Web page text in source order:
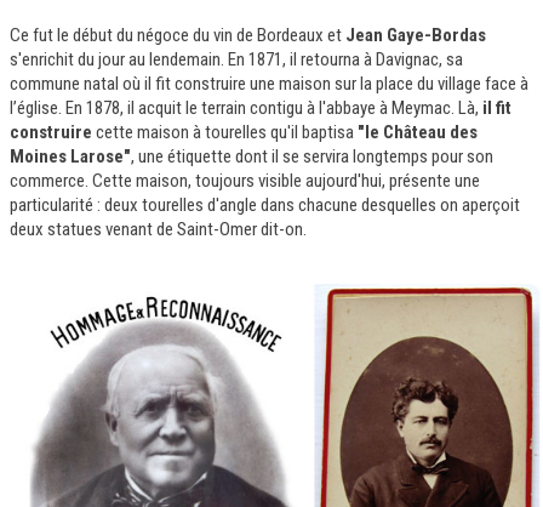
Ce fut le début du négoce du vin de Bordeaux et Jean Gaye-Bordas
s'enrichit du jour au lendemain. En 1871, il retourna à Davignac, sa
commune natal où il fit construire une maison sur la place du village face à
l’église. En 1878, il acquit le terrain contigu à l'abbaye à Meymac. Là, il fit
construire cette maison à tourelles qu'il baptisa "le Château des
Moines Larose", une étiquette dont il se servira longtemps pour son
commerce. Cette maison, toujours visible aujourd'hui, présente une
particularité : deux tourelles d'angle dans chacune desquelles on aperçoit
deux statues venant de Saint-Omer dit-on.